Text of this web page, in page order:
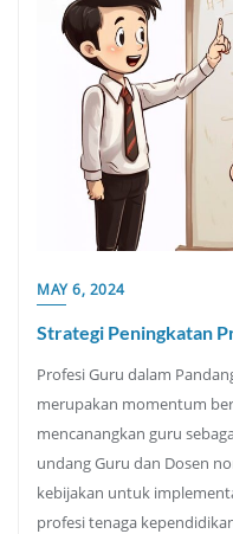
MAY 6, 2024
Strategi Peningkatan
Profesi Guru dalam
merupakan momentum
mencanangkan guru
undang Guru dan Dosen
kebijakan untuk
profesi tenaga